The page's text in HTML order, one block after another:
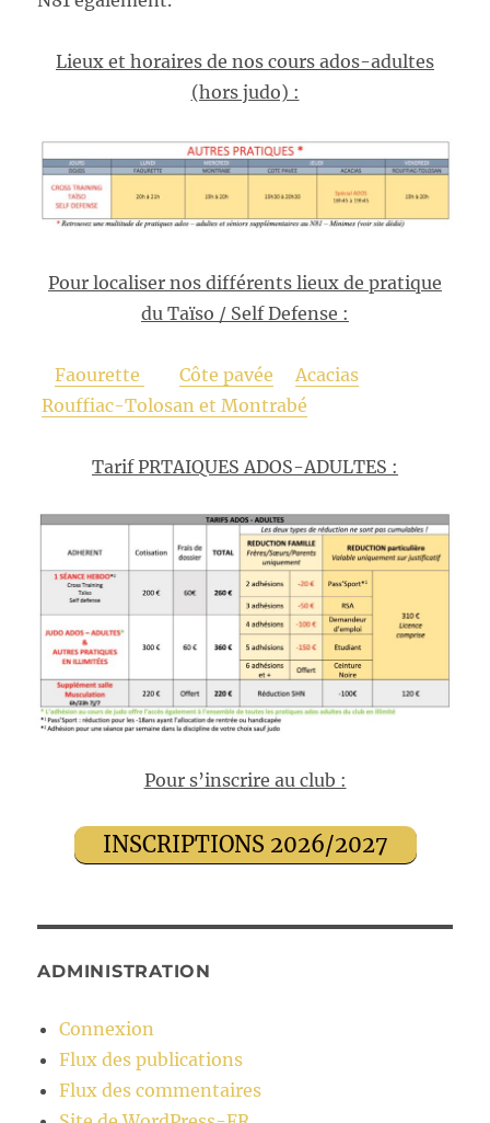
Lieux et horaires de nos cours ados-adultes
(hors judo) :
Pour localiser nos différents lieux de pratique
du Taïso / Self Defense :
Faourette Côte pavée
Acacias
Rouffiac-Tolosan et Montrabé
Tarif PRTAIQUES ADOS-ADULTES :
Pour s’inscrire au club :
INSCRIPTIONS 2026/2027
ADMINISTRATION
Connexion
Flux des publications
Flux des commentaires